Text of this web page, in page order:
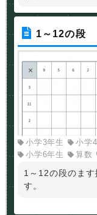
1～12の段
小学3年生
小学
小学6年生
算数
1～12の段のま
す。